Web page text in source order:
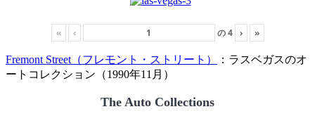
« ‹ の4 › »
Fremont Street（フレモント・ストリート）
：ラスベガスのオ
ートコレクション（1990年11月）
The Auto Collections